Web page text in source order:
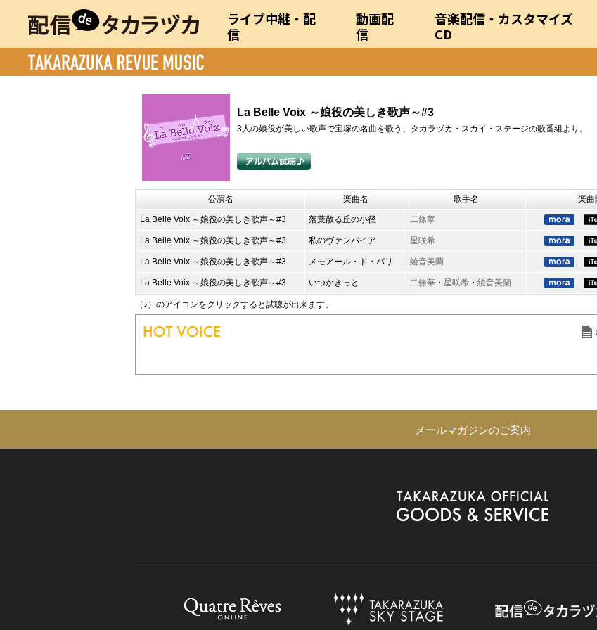
ライブ中継・配
信
動画配
信
音楽配信・カスタマイズ
CD
La Belle Voix ～娘役の美しき歌声～#3
3人の娘役が美しい歌声で宝塚の名曲を歌う、タカラヅカ・スカイ・ステージの歌番組より。
公演名 楽曲名 歌手名 楽曲
La Belle Voix ～娘役の美しき歌声～#3 落葉散る丘の小径 二條華
La Belle Voix ～娘役の美しき歌声～#3 私のヴァンパイア 星咲希
La Belle Voix ～娘役の美しき歌声～#3 メモアール・ド・パリ 綾音美蘭
La Belle Voix ～娘役の美しき歌声～#3 いつかきっと 二條華 ・ 星咲希 ・ 綾音美蘭
（♪）のアイコンをクリックすると試聴が出来ます。
メールマガジンのご案内